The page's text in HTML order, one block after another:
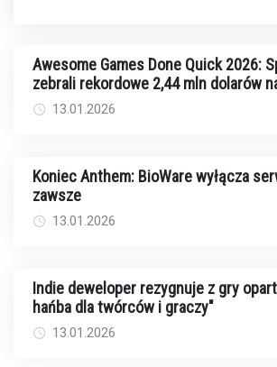
Awesome Games Done Quick 2026:
zebrali rekordowe 2,44 mln dolarów
rakiem13.01.2026
Koniec Anthem: BioWare wyłącza
zawsze
13.01.2026
Indie deweloper rezygnuje z gry
hańba dla twórców i graczy"
13.01.2026